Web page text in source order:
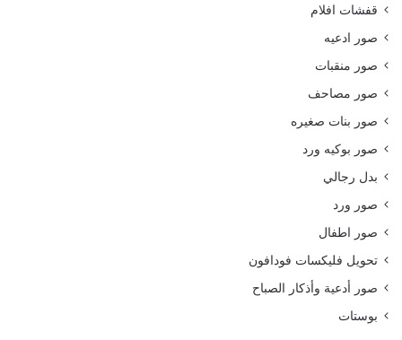
قفشات افلام
صور ادعيه
صور منقبات
صور مصاحف
صور بنات صغيره
صور بوكيه ورد
بدل رجالي
صور ورد
صور اطفال
تحويل فليكسات فودافون
صور أدعية وأذكار الصباح
بوستات